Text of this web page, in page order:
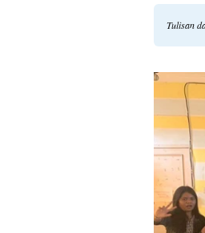
Tulisan